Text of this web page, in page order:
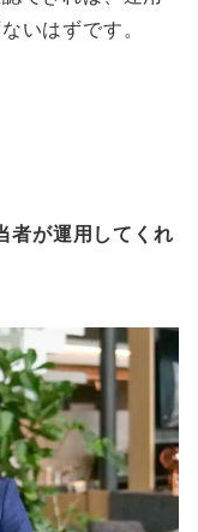
いはずです。
者が運用してくれ